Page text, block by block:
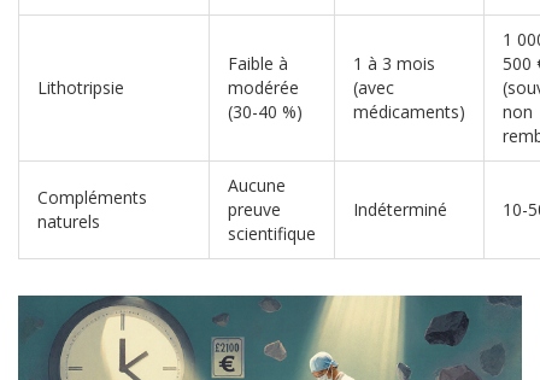
Lithotripsie
Faible à
modérée
(30-40 %)
1 à 3 mois
(avec
médicaments)
1
500
non
Compléments
naturels
Aucune
preuve
scientifique
Indéterminé 10-